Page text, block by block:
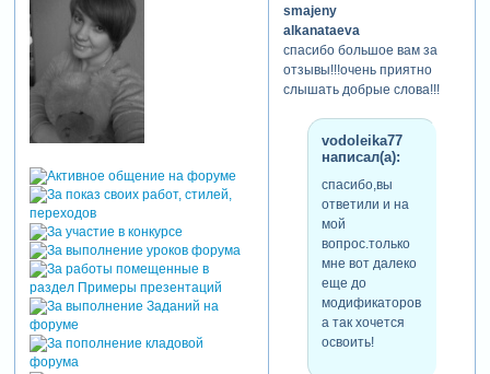
когда все смешарики начнут
прыгать и плясать-тут уж на
малыша смотреть зрителю
будет некогда((( на мой
взгляд в ролике главный
герой - это замечательное
дитё))).замечательный
smajeny
alkanataeva
спасибо большое вам за
отзывы!!!очень приятно
слышать добрые слова!!!
vodoleika77
написал(а):
спасибо,вы
ответили и на
мой
вопрос.только
мне вот далеко
еще до
модификаторов!
а так хочется
освоить!